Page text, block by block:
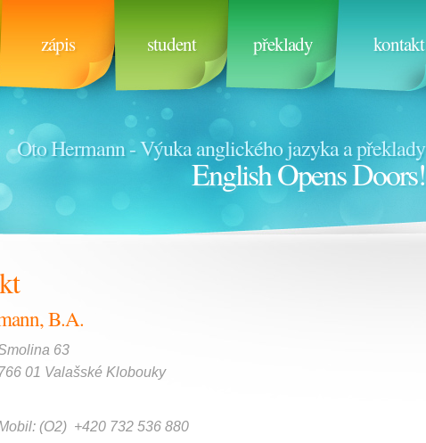
zápis student překlady kontakt
Oto Hermann - Výuka anglického jazyka a překlady
English Opens Doors!
B.A.
63
766 01 Valašské Klobouky
(O2) +420 732 536 880